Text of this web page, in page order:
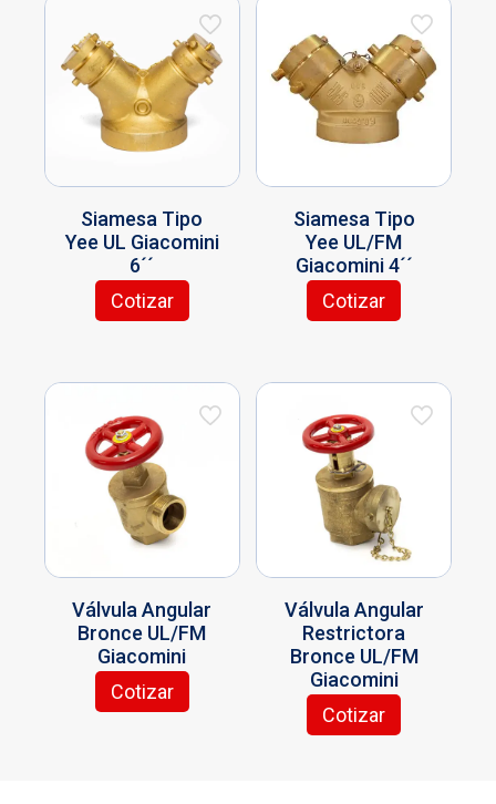
Las
opciones
se
pueden
elegir
de
producto
Siamesa Tipo
Yee UL Giacomini
6´´
Cotizar
Siamesa Tipo
Yee UL/FM
Giacomini 4´´
Cotizar
Válvula Angular
Bronce UL/FM
Giacomini
Cotizar
Este
Válvula Angular
Restrictora
Bronce UL/FM
Giacomini
Cotizar
Este